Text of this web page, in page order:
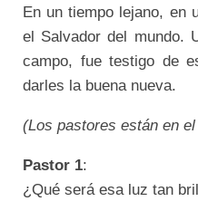
En un tiempo lejano, en
el Salvador del mundo.
campo, fue testigo de
darles la buena nueva.
(Los pastores están en
Pastor 1:
¿Qué será esa luz tan